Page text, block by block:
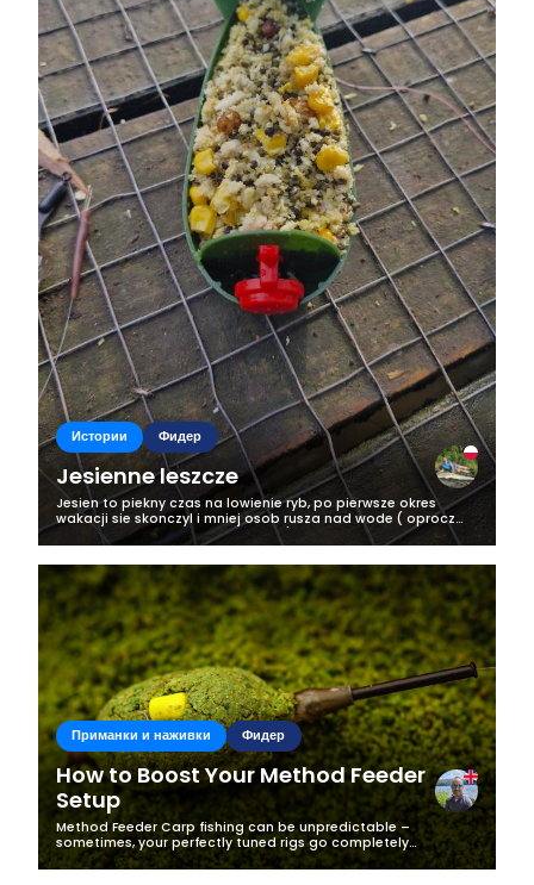
Истории Фидер
Jesienne leszcze
Jesien to piekny czas na lowienie ryb, po pierwsze okres
wakacji sie skonczyl i mniej osob rusza nad wode ( oprocz
zapalonych wedkarzy oczywiscie;), po drugie ryby ciagle
zeruja i zwiekszaj swoja...
Приманки и наживки Фидер
How to Boost Your Method Feeder
Setup
Method Feeder Carp fishing can be unpredictable –
sometimes, your perfectly tuned rigs go completely
unnoticed by the fish. I recently experienced this firsthand
when my standard method feeder...